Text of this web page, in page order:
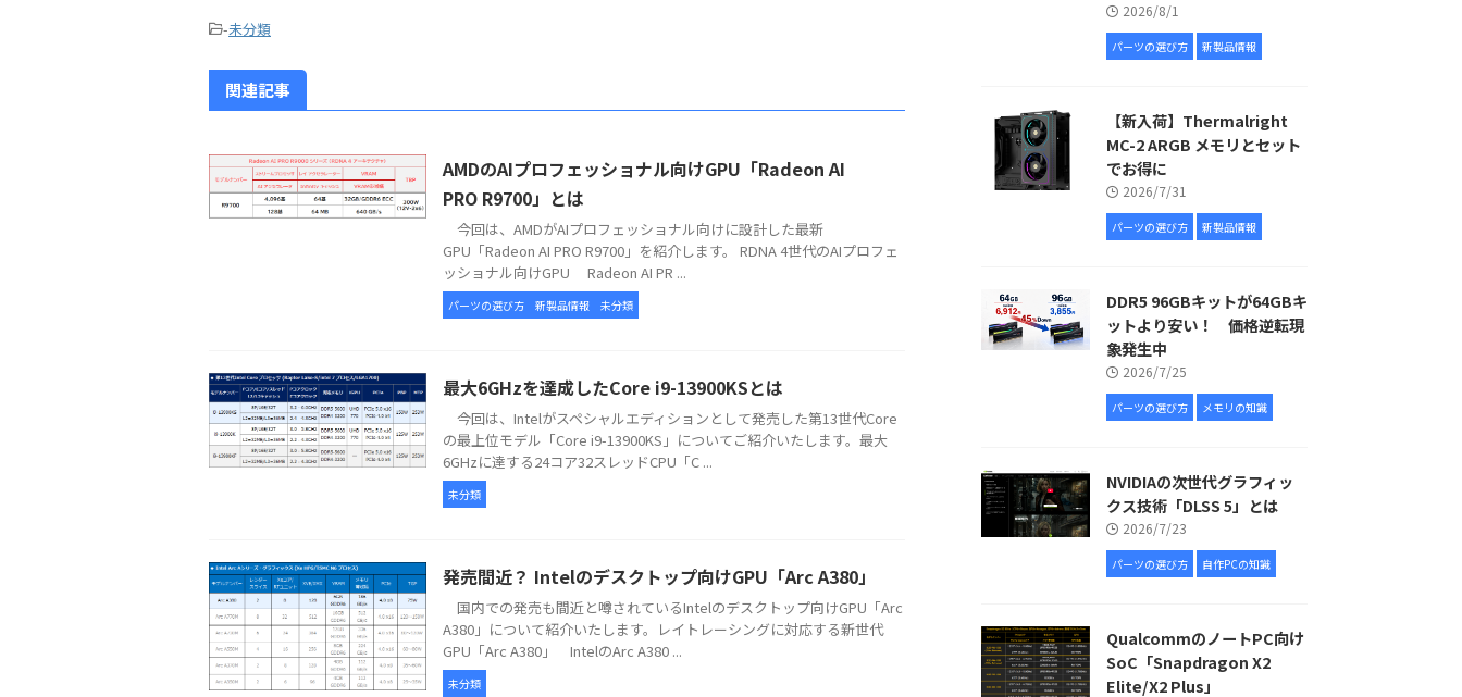
-未分類
関連記事
AMDのAIプロフェッショナル向けGPU「Radeon AI
PRO R9700」とは
今回は、AMDがAIプロフェッショナル向けに設計した最新
GPU「Radeon AI PRO R9700」を紹介します。 RDNA 4世代のAIプロフェ
ッショナル向けGPU Radeon AI PR ...
パーツの選び方 新製品情報 未分類
最大6GHzを達成したCore i9-13900KSとは
今回は、Intelがスペシャルエディションとして発売した第13世代Core
の最上位モデル「Core i9-13900KS」についてご紹介いたします。最大
6GHzに達する24コア32スレッドCPU「C ...
未分類
発売間近？ Intelのデスクトップ向けGPU「Arc A380」
国内での発売も間近と噂されているIntelのデスクトップ向けGPU「Arc
A380」について紹介いたします。レイトレーシングに対応する新世代
GPU「Arc A380」 IntelのArc A380 ...
未分類
2026/8/1
パーツの選び方 新製品情報
【新入荷】Thermalright
MC-2 ARGB メモリとセット
でお得に
2026/7/31
パーツの選び方 新製品情報
DDR5 96GBキットが64GBキ
ットより安い！ 価格逆転現
象発生中
2026/7/25
パーツの選び方 メモリの知識
NVIDIAの次世代グラフィッ
クス技術「DLSS 5」とは
2026/7/23
パーツの選び方 自作PCの知識
QualcommのノートPC向け
SoC「Snapdragon X2
Elite/X2 Plus」